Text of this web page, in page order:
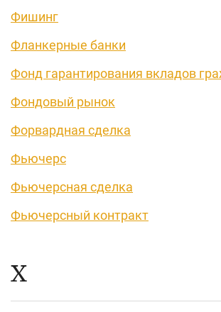
Фишинг
Фланкерные банки
Фонд гарантирования вкладов
Фондовый рынок
Форвардная сделка
Фьючерс
Фьючерсная сделка
Фьючерсный контракт
Х